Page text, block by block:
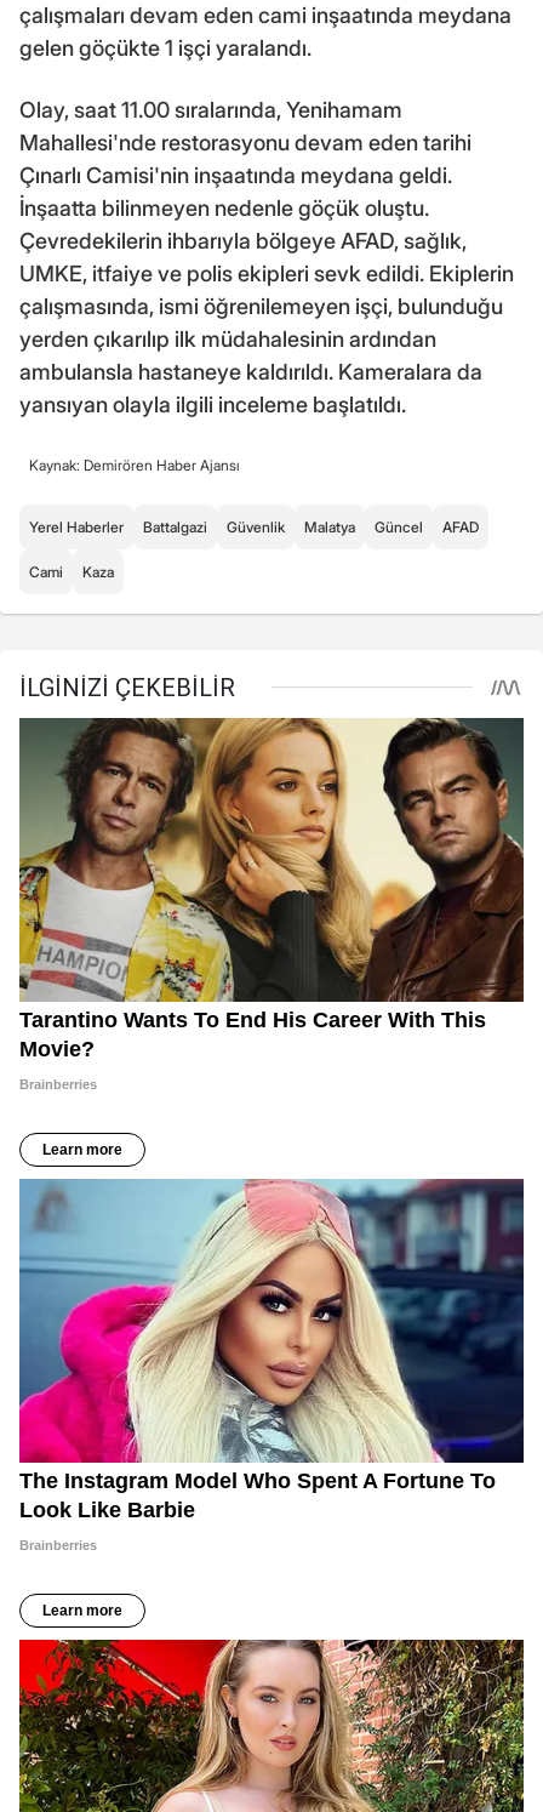
çalışmaları devam eden cami inşaatında meydana
gelen göçükte 1 işçi yaralandı.
Olay, saat 11.00 sıralarında, Yenihamam
Mahallesi'nde restorasyonu devam eden tarihi
Çınarlı Camisi'nin inşaatında meydana geldi.
İnşaatta bilinmeyen nedenle göçük oluştu.
Çevredekilerin ihbarıyla bölgeye AFAD, sağlık,
UMKE, itfaiye ve polis ekipleri sevk edildi. Ekiplerin
çalışmasında, ismi öğrenilemeyen işçi, bulunduğu
yerden çıkarılıp ilk müdahalesinin ardından
ambulansla hastaneye kaldırıldı. Kameralara da
yansıyan olayla ilgili inceleme başlatıldı.
Kaynak: Demirören Haber Ajansı
Yerel Haberler Battalgazi Güvenlik Malatya Güncel AFAD
Cami Kaza